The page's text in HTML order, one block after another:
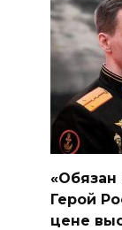
«Обязан
Герой
цене